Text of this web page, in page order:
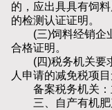
的，应出具具有饲
的检测认证证明。
(三)饲料经销企业
合格证明。
(四)税务机关要求
人申请的减免税项
备案税务机关：
三、自产有机肥